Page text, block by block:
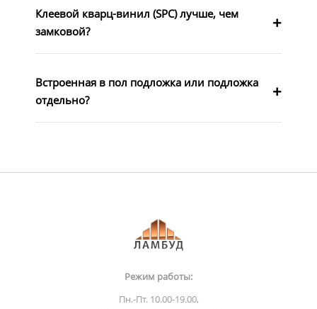
Клеевой кварц-винил (SPC) лучше, чем
замковой?
Встроенная в пол подложка или подложка
отдельно?
Режим работы:
Пн.-Пт. 10.00-19.00,